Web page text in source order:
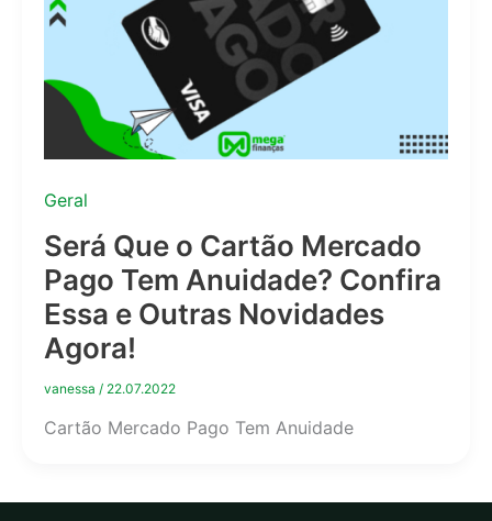
Geral
Será Que o Cartão Mercado
Pago Tem Anuidade? Confira
Essa e Outras Novidades
Agora!
vanessa / 22.07.2022
Cartão Mercado Pago Tem Anuidade